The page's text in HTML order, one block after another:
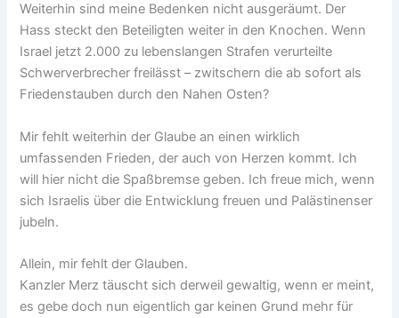
Weiterhin sind meine Bedenken nicht ausgeräumt. Der
Hass steckt den Beteiligten weiter in den Knochen. Wenn
Israel jetzt 2.000 zu lebenslangen Strafen verurteilte
Schwerverbrecher freilässt – zwitschern die ab sofort als
Friedenstauben durch den Nahen Osten?
Mir fehlt weiterhin der Glaube an einen wirklich
umfassenden Frieden, der auch von Herzen kommt. Ich
will hier nicht die Spaßbremse geben. Ich freue mich, wenn
sich Israelis über die Entwicklung freuen und Palästinenser
jubeln.
Allein, mir fehlt der Glauben.
Kanzler Merz täuscht sich derweil gewaltig, wenn er meint,
es gebe doch nun eigentlich gar keinen Grund mehr für